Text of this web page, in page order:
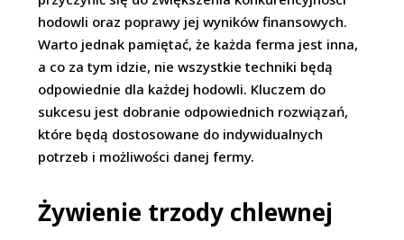
hodowli oraz poprawy jej wyników finansowych.
Warto jednak pamiętać, że każda ferma jest inna,
a co za tym idzie, nie wszystkie techniki będą
odpowiednie dla każdej hodowli. Kluczem do
sukcesu jest dobranie odpowiednich rozwiązań,
które będą dostosowane do indywidualnych
potrzeb i możliwości danej fermy.
Żywienie trzody chlewnej